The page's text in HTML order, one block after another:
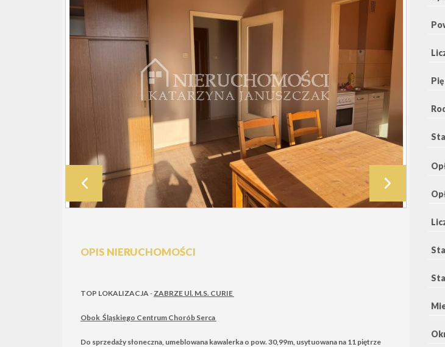
OPIS NIERUCHOMOŚCI
TOP LOKALIZACJA-ZABRZE Ul. M.S. CURIE
Obok Śląskiego Centrum Chorób Serca
Do sprzedaży słoneczna, umeblowana kawalerka o pow. 30,99m, usytuowana na 11 piętrze